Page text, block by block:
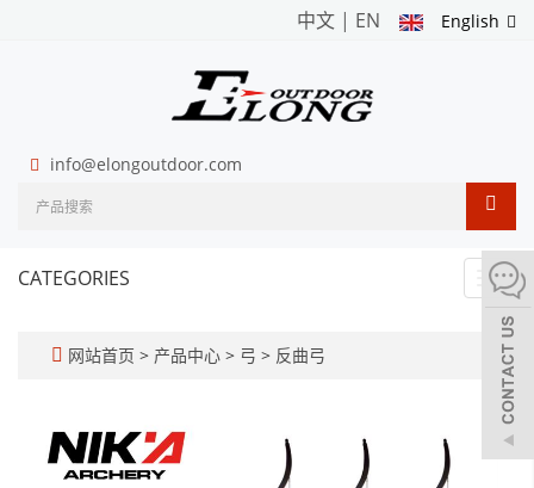
English
中文 | EN
info@elongoutdoor.com
CATEGORIES
网站首页 > 产品中心 > 弓 > 反曲弓